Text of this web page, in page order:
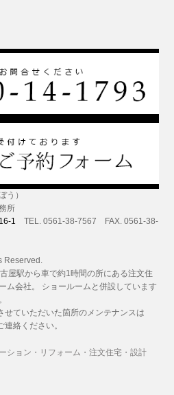
う）
所
1
TEL. 0561-38-7567 FAX. 0561-38-
Reserved.
古屋駅から車で約1時間の所にある注文住
ム会社。 ショールームと併設しています
せていただいた箇所のメンテナンスは
絡ください。
ション・リフォーム・注文住宅・設計